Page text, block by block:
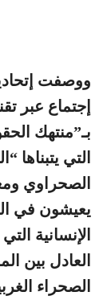
ووصفت
إجتماع عبر
بـ”منتهك
التي
الصحراوي
يعيشون في
الإنسانية
العادل بين
الصحراء